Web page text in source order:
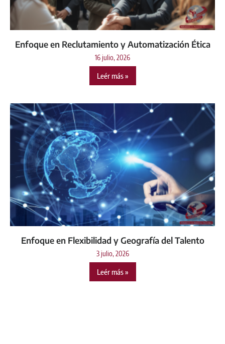
Enfoque en Reclutamiento y Automatización Ética
16 julio, 2026
Leér más »
Enfoque en Flexibilidad y Geografía del Talento
3 julio, 2026
Leér más »